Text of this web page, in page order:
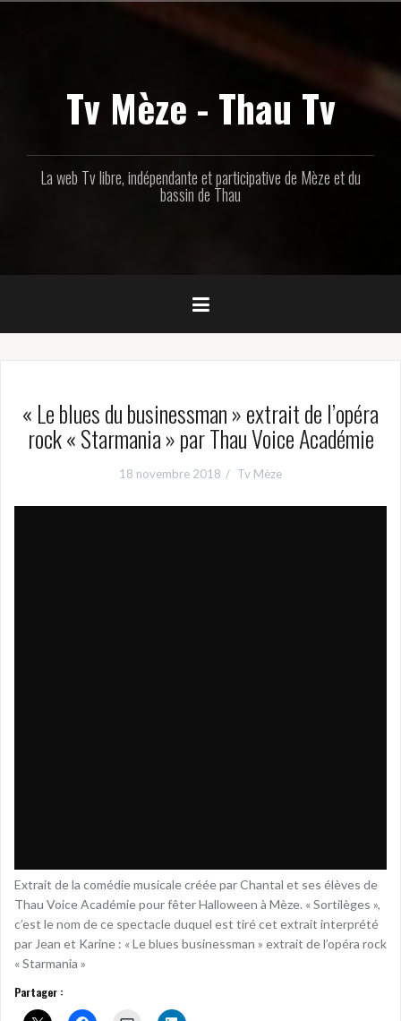
Tv Mèze - Thau Tv
La web Tv libre, indépendante et participative de Mèze et du
bassin de Thau
« Le blues du businessman » extrait de l’opéra
rock « Starmania » par Thau Voice Académie
18 novembre 2018 Tv Mèze
Extrait de la comédie musicale créée par Chantal et ses élèves de
Thau Voice Académie pour fêter Halloween à Mèze. « Sortilèges »,
c’est le nom de ce spectacle duquel est tiré cet extrait interprété
par Jean et Karine : « Le blues businessman » extrait de l’opéra rock
« Starmania »
Partager :